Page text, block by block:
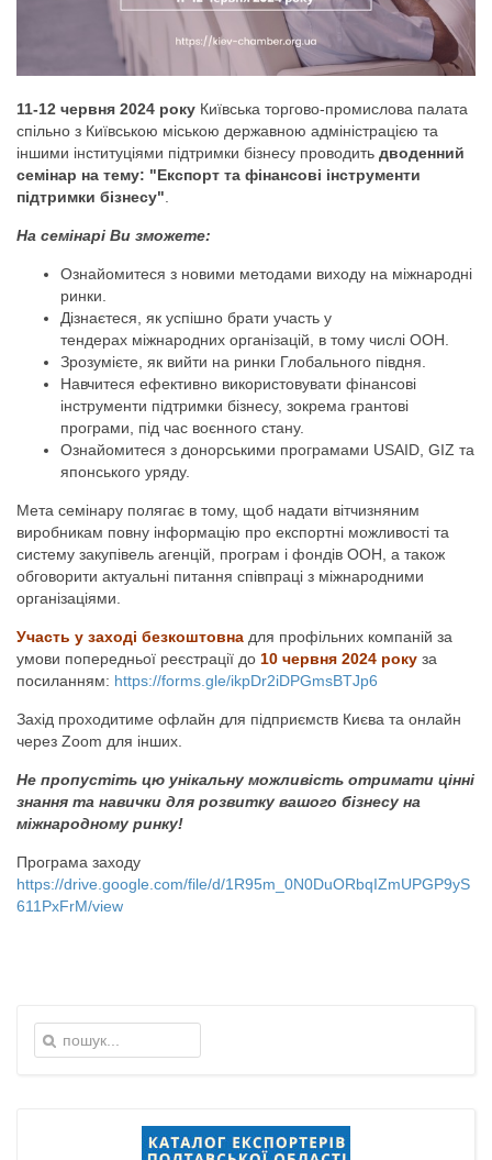
11-12 червня 2024 року Київська торгово-промислова палата
спільно з Київською міською державною адміністрацією та
іншими інституціями підтримки бізнесу проводить дводенний
семінар на тему: "Експорт та фінансові інструменти
підтримки бізнесу".
На семінарі Ви зможете:
Ознайомитеся з новими методами виходу на міжнародні
ринки.
Дізнаєтеся, як успішно брати участь у
тендерах міжнародних організацій, в тому числі ООН.
Зрозумієте, як вийти на ринки Глобального півдня.
Навчитеся ефективно використовувати фінансові
інструменти підтримки бізнесу, зокрема грантові
програми, під час воєнного стану.
Ознайомитеся з донорськими програмами USAID, GIZ та
японського уряду.
Мета семінару полягає в тому, щоб надати вітчизняним
виробникам повну інформацію про експортні можливості та
систему закупівель агенцій, програм і фондів ООН, а також
обговорити актуальні питання співпраці з міжнародними
організаціями.
Участь у заході безкоштовна для профільних компаній за
умови попередньої реєстрації до 10 червня 2024 року за
посиланням: https://forms.gle/ikpDr2iDPGmsBTJp6
Захід проходитиме офлайн для підприємств Києва та онлайн
через Zoom для інших.
Не пропустіть цю унікальну можливість отримати цінні
знання та навички для розвитку вашого бізнесу на
міжнародному ринку!
Програма заходу
https://drive.google.com/file/d/1R95m_0N0DuORbqIZmUPGP9yS
611PxFrM/view